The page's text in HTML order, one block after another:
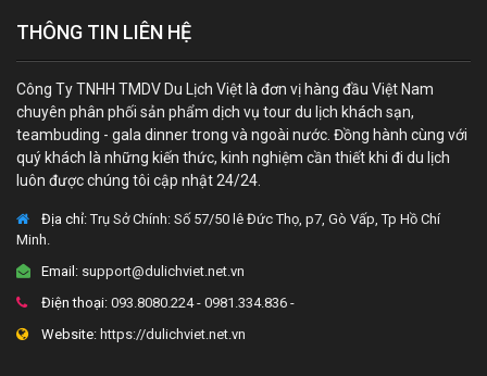
THÔNG TIN LIÊN HỆ
Công Ty TNHH TMDV Du Lịch Việt là đơn vị hàng đầu Việt Nam
chuyên phân phối sản phẩm dịch vụ tour du lịch khách sạn,
teambuding - gala dinner trong và ngoài nước. Đồng hành cùng với
quý khách là những kiến thức, kinh nghiệm cần thiết khi đi du lịch
luôn được chúng tôi cập nhật 24/24.
Địa chỉ:Trụ Sở Chính: Số 57/50 lê Đức Thọ, p7, Gò Vấp, Tp Hồ Chí
Minh.
Email: support@dulichviet.net.vn
Điện thoại: 093.8080.224 - 0981.334.836 -
Website: https://dulichviet.net.vn